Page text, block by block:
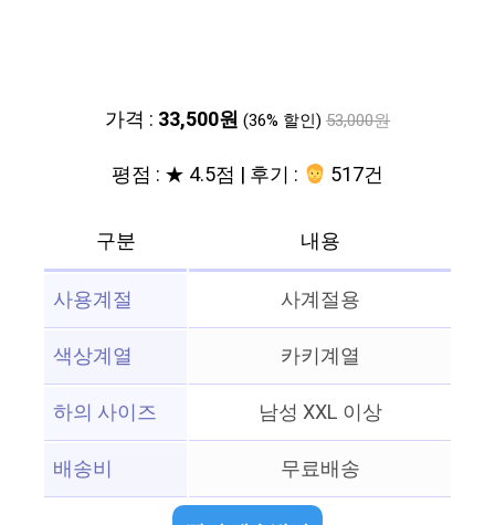
가격 : 33,500원 (36% 할인) 53,000원
평점 : ★ 4.5점 | 후기 : 517건
구분
내용
사용계절
사계절용
색상계열
카키계열
하의 사이즈
남성 XXL 이상
배송비
무료배송